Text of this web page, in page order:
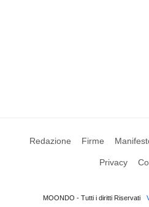
Redazione Firme
Privacy
MOONDO - Tutti i diritti Riservati